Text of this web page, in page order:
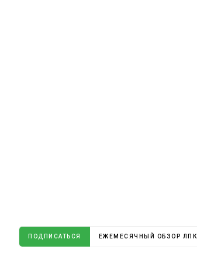
ПОДПИСАТЬСЯ ЕЖЕМЕСЯЧНЫЙ ОБЗОР ЛПК